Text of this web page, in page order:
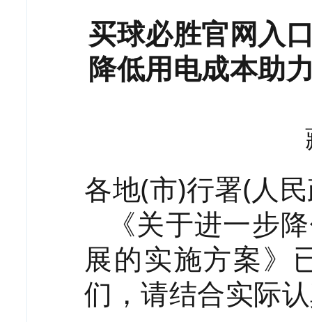
买球必胜官网入
降低用电成本助
各地(市)行署(人
《关于进一步
展的实施方案》
们，请结合实际